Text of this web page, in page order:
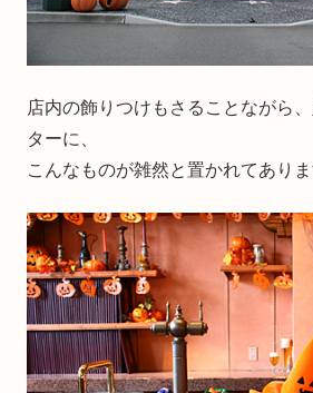
店内の飾りつけもさることながら
ターに、
こんなものが雑然と置かれてありま